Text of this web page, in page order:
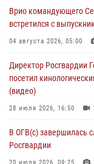
В Грозном
всероссийской
06 августа 2026, 06:30
В Бурятии и
незаконном обороте
06 августа 2026, 06:15
Врио командующего
встретился с
04 августа 2026, 05:00
Директор Росгвардии
посетил
(видео)
28 июля 2026, 16:50
В ОГВ(с) завершилась
Росгвардии
20 июля 2026, 09:25